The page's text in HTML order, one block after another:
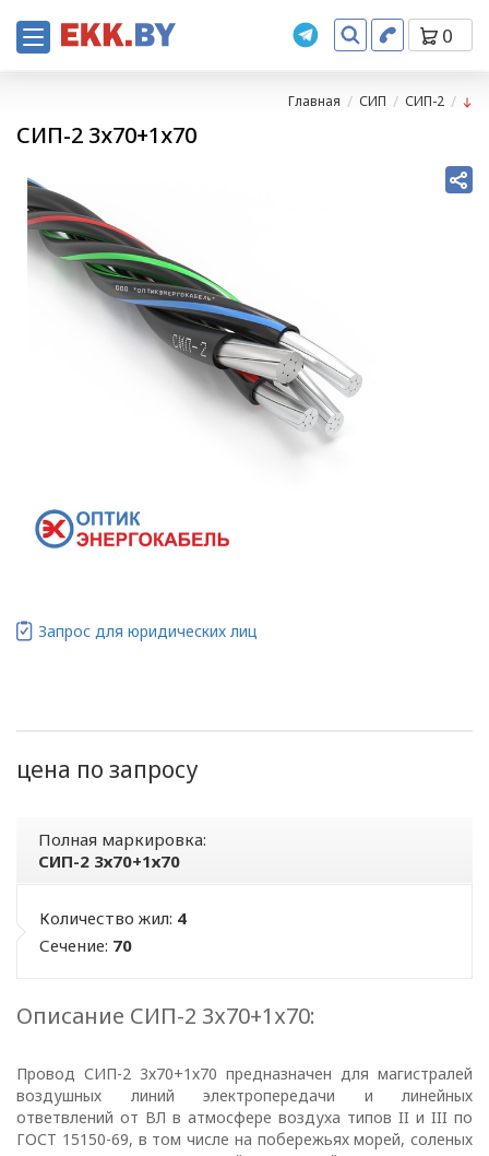
0
Главная СИП СИП-2
СИП-2 3х70+1х70
Полная маркировка:
СИП-2 3х70+1х70
Количество жил: 4
Сечение: 70
цена по запросу
Запрос для юридических лиц
Описание СИП-2 3х70+1х70:
Провод СИП-2 3х70+1х70 предназначен для магистралей
воздушных линий электропередачи и линейных
ответвлений от ВЛ в атмосфере воздуха типов II и III по
ГОСТ 15150-69, в том числе на побережьях морей, соленых